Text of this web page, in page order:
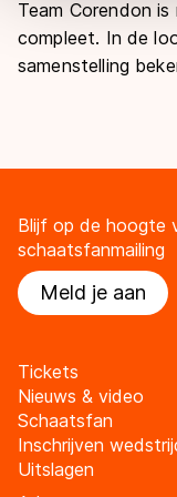
overdracht. Meer
Team Corendon
compleet. In de
samenstelling
Blijf op de hoogte
schaatsfanmailing
Meld je aan
Tickets
Nieuws & video
Schaatsfan
Inschrijven
Uitslagen